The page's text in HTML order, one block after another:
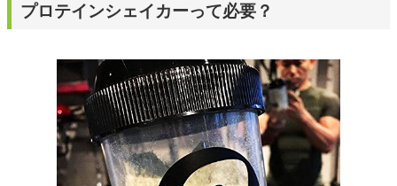
プロテインシェイカーって必要？